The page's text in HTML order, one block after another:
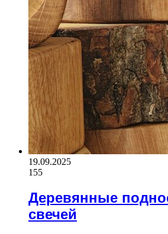
19.09.2025
155
Деревянные
свечей